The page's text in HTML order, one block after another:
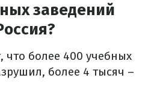
заведений
что более 400 учебных
более 4 тысяч –